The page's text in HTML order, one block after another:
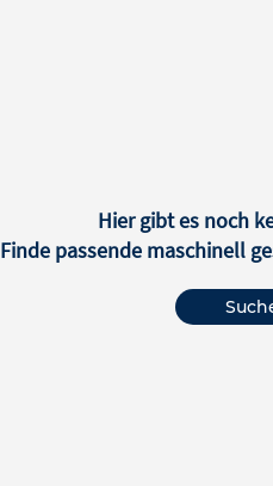
Hier gibt es noch
Finde passende maschinell